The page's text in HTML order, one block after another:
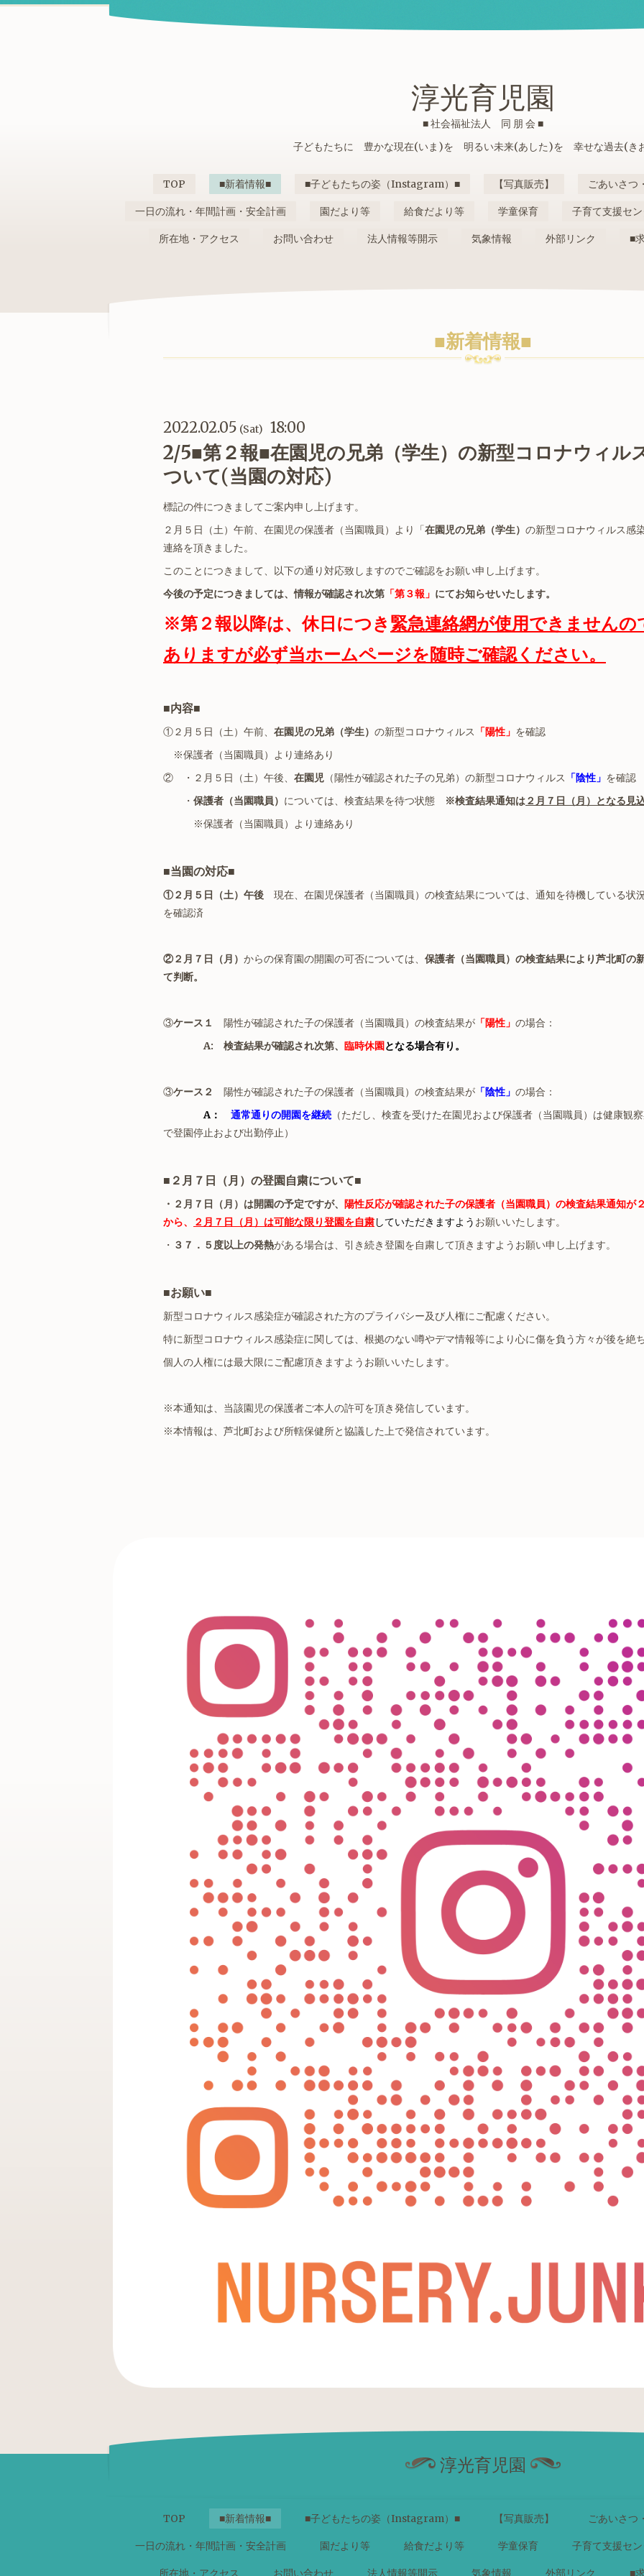
淳光育児園
■ 社会福祉法人 同 朋 会 ■
子どもたちに 豊かな現在(いま)を 明るい未来(あした)を 幸せな過去(き
TOP ■新着情報■ ■子どもたちの姿（Instagram）■ 【写真販売】 ごあいさつ
一日の流れ・年間計画・安全計画 園だより等 給食だより等 学童保育 子育て支援セ
所在地・アクセス お問い合わせ 法人情報等開示 気象情報 外部リンク ■
■新着情報■
2022.02.05 (Sat) 18:00
2/5■第２報■在園児の兄弟（学生）の新型コロナウィル
ついて(当園の対応)
標記の件につきましてご案内申し上げます。
２月５日（土）午前、在園児の保護者（当園職員）より「在園児の兄弟（学生） の新型コロナウィルス感
連絡を頂きました。
このことにつきまして、以下の通り対応致しますのでご確認をお願い申し上げます。
今後の予定につきましては、情報が確認され次第 「第３報」 にてお知らせいたします。
※第２報以降は、休日につき緊急連絡網が使用できません
ありますが必ず当ホームページを随時ご確認ください。
■内容■
①２月５日（土）午前、 在園児の兄弟（学生） の新型コロナウィルス 「陽性」 を確認
※保護者（当園職員）より連絡あり
② ・２月５日（土）午後、 在園児 （陽性が確認された子の兄弟）の新型コロナウィルス 「陰性」 を確認
・ 保護者（当園職員） については、検査結果を待つ状態 ※検査結果通知は２月７日（月）となる見
※保護者（当園職員）より連絡あり
■当園の対応■
①２月５日（土）午後 現在、在園児保護者（当園職員）の検査結果については、通知を待機している
を確認済
②２月７日（月） からの保育園の開園の可否については、 保護者（当園職員）の検査結果により芦北町の
て判断。
③ケース１ 陽性が確認された子の保護者（当園職員）の検査結果が 「陽性」 の場合：
A: 検査結果が確認され次第、 臨時休園となる場合有り。
③ケース２ 陽性が確認された子の保護者（当園職員）の検査結果が 「陰性」 の場合：
A： 通常通りの開園を継続 （ただし、検査を受けた在園児および保護者（当園職員）は健康観
で登園停止および出勤停止）
■２月７日（月）の登園自粛について■
・２月７日（月）は開園の予定ですが、 陽性反応が確認された子の保護者（当園職員）の検査結果通知が
から、 ２月７日（月）は可能な限り登園を自粛していただきますよう お願いいたします。
・ ３７．５度以上の発熱がある場合は、引き続き登園を自粛して頂きますようお願い申し上げます。
■お願い■
新型コロナウィルス感染症が確認された方のプライバシー及び人権にご配慮ください。
特に新型コロナウィルス感染症に関しては、根拠のない噂やデマ情報等により心に傷を負う方々が後を絶ち
個人の人権には最大限にご配慮頂きますようお願いいたします。
※本通知は、当該園児の保護者ご本人の許可を頂き発信しています。
※本情報は、芦北町および所轄保健所と協議した上で発信されています。
淳光育児園
TOP ■新着情報■ ■子どもたちの姿（Instagram）■ 【写真販売】 ごあいさつ
一日の流れ・年間計画・安全計画 園だより等 給食だより等 学童保育 子育て支援セ
所在地・アクセス お問い合わせ 法人情報等開示 気象情報 外部リンク ■